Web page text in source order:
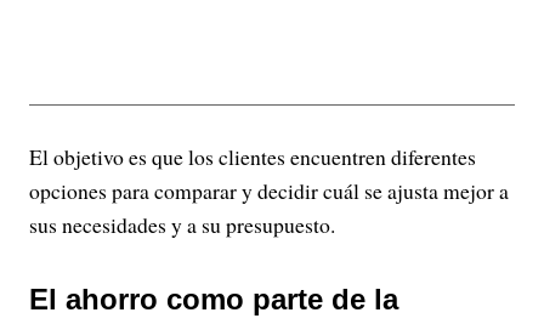
El objetivo es que los clientes encuentren diferentes
opciones para comparar y decidir cuál se ajusta mejor a
sus necesidades y a su presupuesto.
El ahorro como parte de la